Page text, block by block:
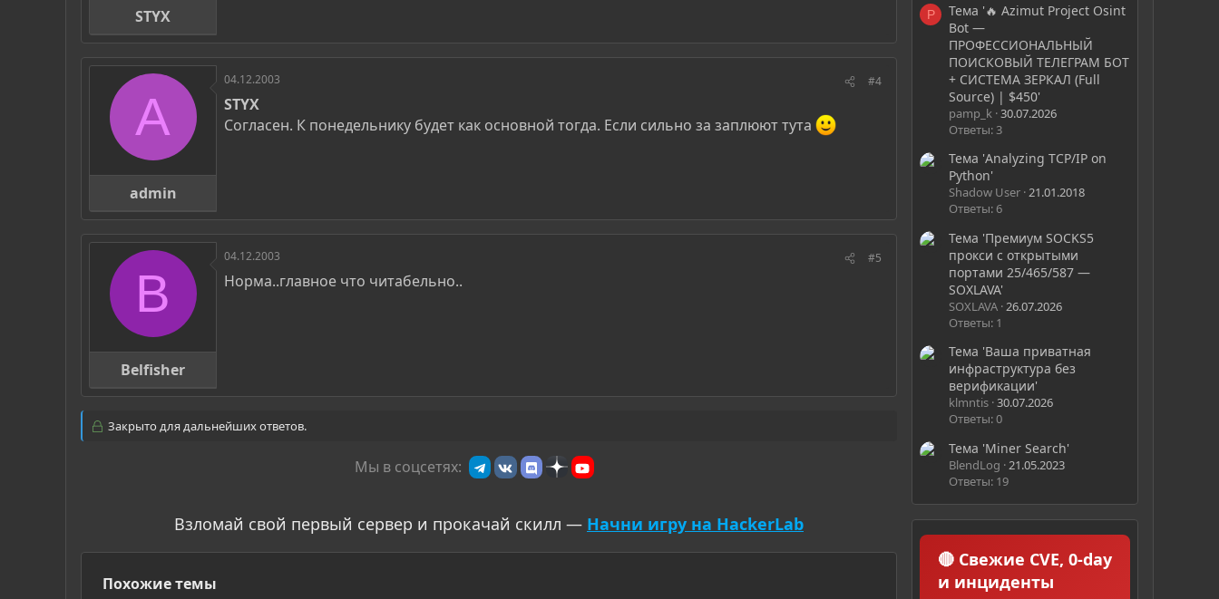
STYX
A
admin
04.12.2003 #4
STYX
Согласен. К понедельнику будет как основной тогда. Если сильно за заплюют тута
B
Belfisher
04.12.2003 #5
Норма..главное что читабельно..
Закрыто для дальнейших ответов.
Мы в соцсетях:
Взломай свой первый сервер и прокачай скилл — Начни игру на HackerLab
Похожие темы
P
Тема '🔥 Azimut Project Osint
Bot —
ПРОФЕССИОНАЛЬНЫЙ
ПОИСКОВЫЙ ТЕЛЕГРАМ БОТ
+ СИСТЕМА ЗЕРКАЛ (Full
Source) | $450'
pamp_k 30.07.2026
Ответы: 3
Тема 'Analyzing TCP/IP on
Python'
Shadow User 21.01.2018
Ответы: 6
Тема 'Премиум SOCKS5
прокси с открытыми
портами 25/465/587 —
SOXLAVA'
SOXLAVA 26.07.2026
Ответы: 1
Тема 'Ваша приватная
инфраструктура без
верификации'
klmntis 30.07.2026
Ответы: 0
Тема 'Miner Search'
BlendLog
21.05.2023
Ответы: 19
🔴 Свежие CVE, 0-day
и инциденты